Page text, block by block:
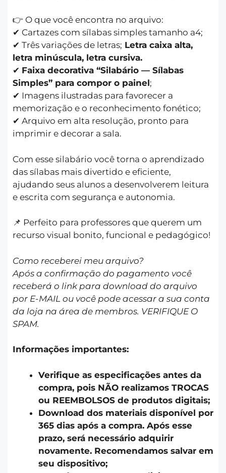
👉 O que você encontra no arquivo:
✔ Cartazes com sílabas simples tamanho a4;
✔ Três variações de letras; Letra caixa alta,
letra minúscula, letra cursiva.
✔ Faixa decorativa “Silabário — Sílabas
Simples” para compor o painel;
✔ Imagens ilustradas para favorecer a
memorização e o reconhecimento fonético;
✔ Arquivo em alta resolução, pronto para
imprimir e decorar a sala.
Com esse silabário você torna o aprendizado
das sílabas mais divertido e eficiente,
ajudando seus alunos a desenvolverem leitura
e escrita com segurança e autonomia.
📌 Perfeito para professores que querem um
recurso visual bonito, funcional e pedagógico!
Como receberei meu arquivo?
Após a confirmação do pagamento você
receberá o link para download do arquivo
por E-MAIL ou você pode acessar a sua conta
da loja na área de membros. VERIFIQUE O
SPAM.
Informações importantes:
Verifique as especificações antes da
compra, pois NÃO realizamos TROCAS
ou REEMBOLSOS de produtos digitais;
Download dos materiais disponível por
365 dias após a compra. Após esse
prazo, será necessário adquirir
novamente. Recomendamos salvar em
seu dispositivo;